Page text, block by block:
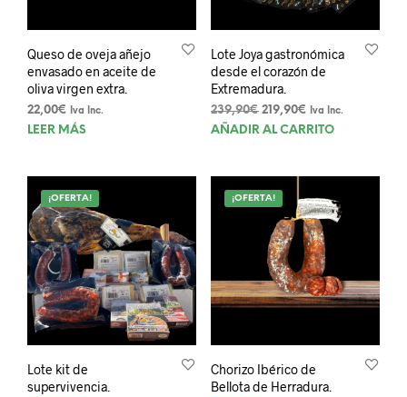
Queso de oveja añejo
envasado en aceite de
oliva virgen extra.
22,00€ Iva Inc.
LEER MÁS
Lote Joya gastronómica
desde el corazón de
Extremadura.
239,90€ El
precio
239,90€.
219,90€El
precio
219,90€.
Iva Inc.
AÑADIR AL CARRITO
¡OFERTA!
Lote kit de
supervivencia.
¡OFERTA!
Chorizo Ibérico de
Bellota de Herradura.